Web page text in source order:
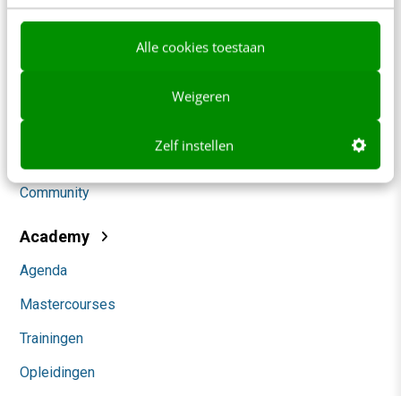
Alle cookies toestaan
Weigeren
Zelf instellen
Content & Communicatie
Social
Community
Academy
Agenda
Mastercourses
Trainingen
Opleidingen